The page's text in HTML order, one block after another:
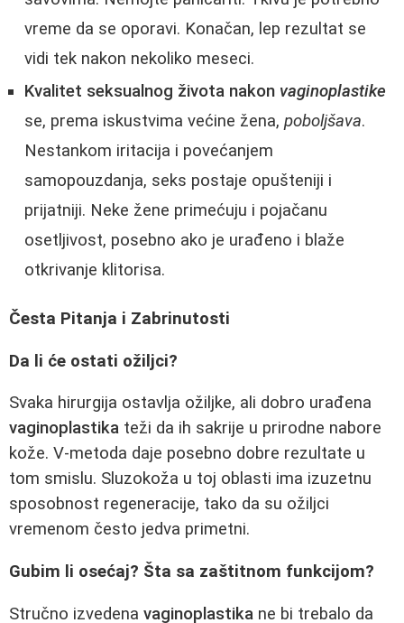
vreme da se oporavi. Konačan, lep rezultat se
vidi tek nakon nekoliko meseci.
Kvalitet seksualnog života nakon vaginoplastike
se, prema iskustvima većine žena, poboljšava.
Nestankom iritacija i povećanjem
samopouzdanja, seks postaje opušteniji i
prijatniji. Neke žene primećuju i pojačanu
osetljivost, posebno ako je urađeno i blaže
otkrivanje klitorisa.
Česta Pitanja i Zabrinutosti
Da li će ostati ožiljci?
Svaka hirurgija ostavlja ožiljke, ali dobro urađena
vaginoplastika teži da ih sakrije u prirodne nabore
kože. V-metoda daje posebno dobre rezultate u
tom smislu. Sluzokoža u toj oblasti ima izuzetnu
sposobnost regeneracije, tako da su ožiljci
vremenom često jedva primetni.
Gubim li osećaj? Šta sa zaštitnom funkcijom?
Stručno izvedena vaginoplastika ne bi trebalo da